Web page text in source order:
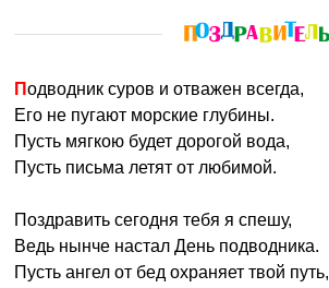
Подводник суров и отважен всегда,
Его не пугают морские глубины.
Пусть мягкою будет дорогой вода,
Пусть письма летят от любимой.
Поздравить сегодня тебя я спешу,
Ведь нынче настал День подводника.
Пусть ангел от бед охраняет твой путь,